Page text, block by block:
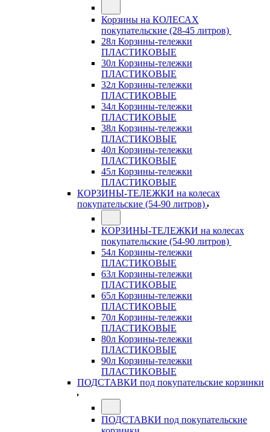
Корзины на КОЛЕСАХ
покупательские (28-45 литров)
28л Корзины-тележки
ПЛАСТИКОВЫЕ
30л Корзины-тележки
ПЛАСТИКОВЫЕ
32л Корзины-тележки
ПЛАСТИКОВЫЕ
34л Корзины-тележки
ПЛАСТИКОВЫЕ
38л Корзины-тележки
ПЛАСТИКОВЫЕ
40л Корзины-тележки
ПЛАСТИКОВЫЕ
45л Корзины-тележки
ПЛАСТИКОВЫЕ
КОРЗИНЫ-ТЕЛЕЖКИ на колесах
покупательские (54-90 литров)
КОРЗИНЫ-ТЕЛЕЖКИ на колесах
покупательские (54-90 литров)
54л Корзины-тележки
ПЛАСТИКОВЫЕ
63л Корзины-тележки
ПЛАСТИКОВЫЕ
65л Корзины-тележки
ПЛАСТИКОВЫЕ
70л Корзины-тележки
ПЛАСТИКОВЫЕ
80л Корзины-тележки
ПЛАСТИКОВЫЕ
90л Корзины-тележки
ПЛАСТИКОВЫЕ
ПОДСТАВКИ под покупательские корзинки
ПОДСТАВКИ под покупательские